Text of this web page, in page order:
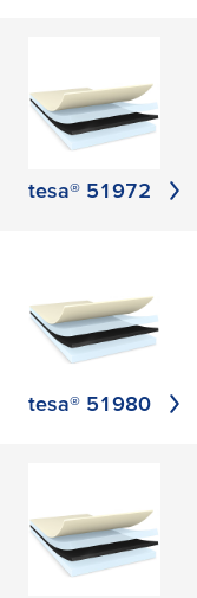
tesa® 51972
tesa® 51980